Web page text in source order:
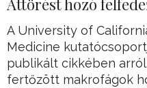
Áttörést hozó
A University of
Medicine
publikált cikkében
fertőzött makrofágok